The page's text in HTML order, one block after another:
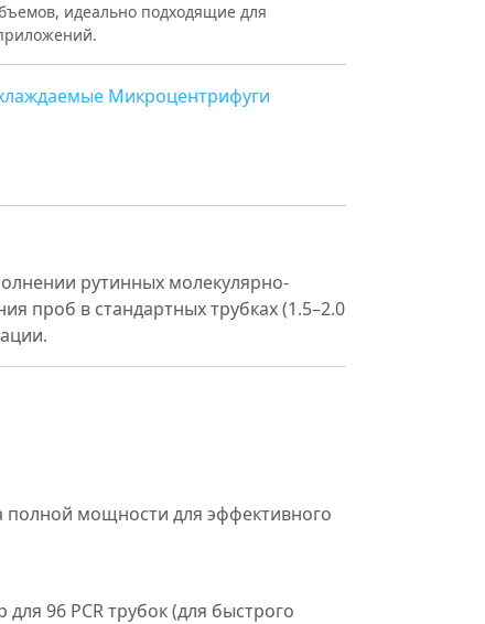
идеально подходящие для
Микроцентрифуги
рутинных молекулярно-
проб в стандартных трубках (1.5–2.0
полной мощности для эффективного
96 PCR трубок (для быстрого